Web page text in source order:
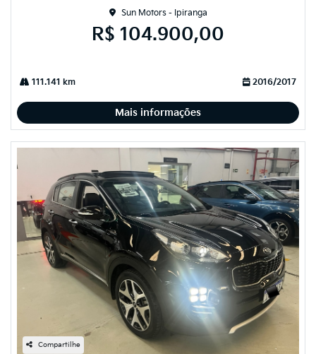
Sun Motors - Ipiranga
R$ 104.900,00
111.141 km 2016/2017
Mais informações
Compartilhe